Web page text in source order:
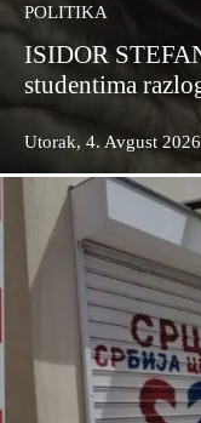
POLITIKA
ISIDOR
studentima
Utorak, 4. Avgust